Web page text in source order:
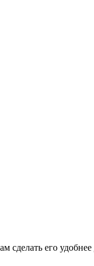
сделать его удобнее